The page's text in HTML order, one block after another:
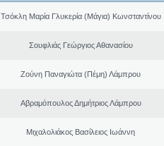
Τσόκλη Μαρία Γλυκερία (Μάγια) Κωνσταντίνου
Σουφλιάς Γεώργιος Αθανασίου
Ζούνη Παναγιώτα (Πέμη) Λάμπρου
Αβραμόπουλος Δημήτριος Λάμπρου
Μιχαλολιάκος Βασίλειος Ιωάννη